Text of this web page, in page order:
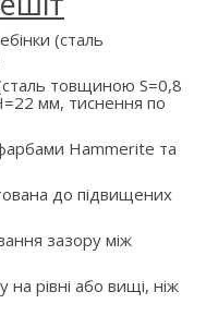
(сталь
товщиною S=0,8
мм, тиснення по
Hammerite та
до підвищених
зазору між
на рівні або вищі, ніж